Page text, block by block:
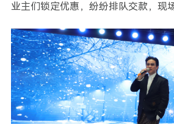
业主们锁定优惠，纷纷排队交款，现